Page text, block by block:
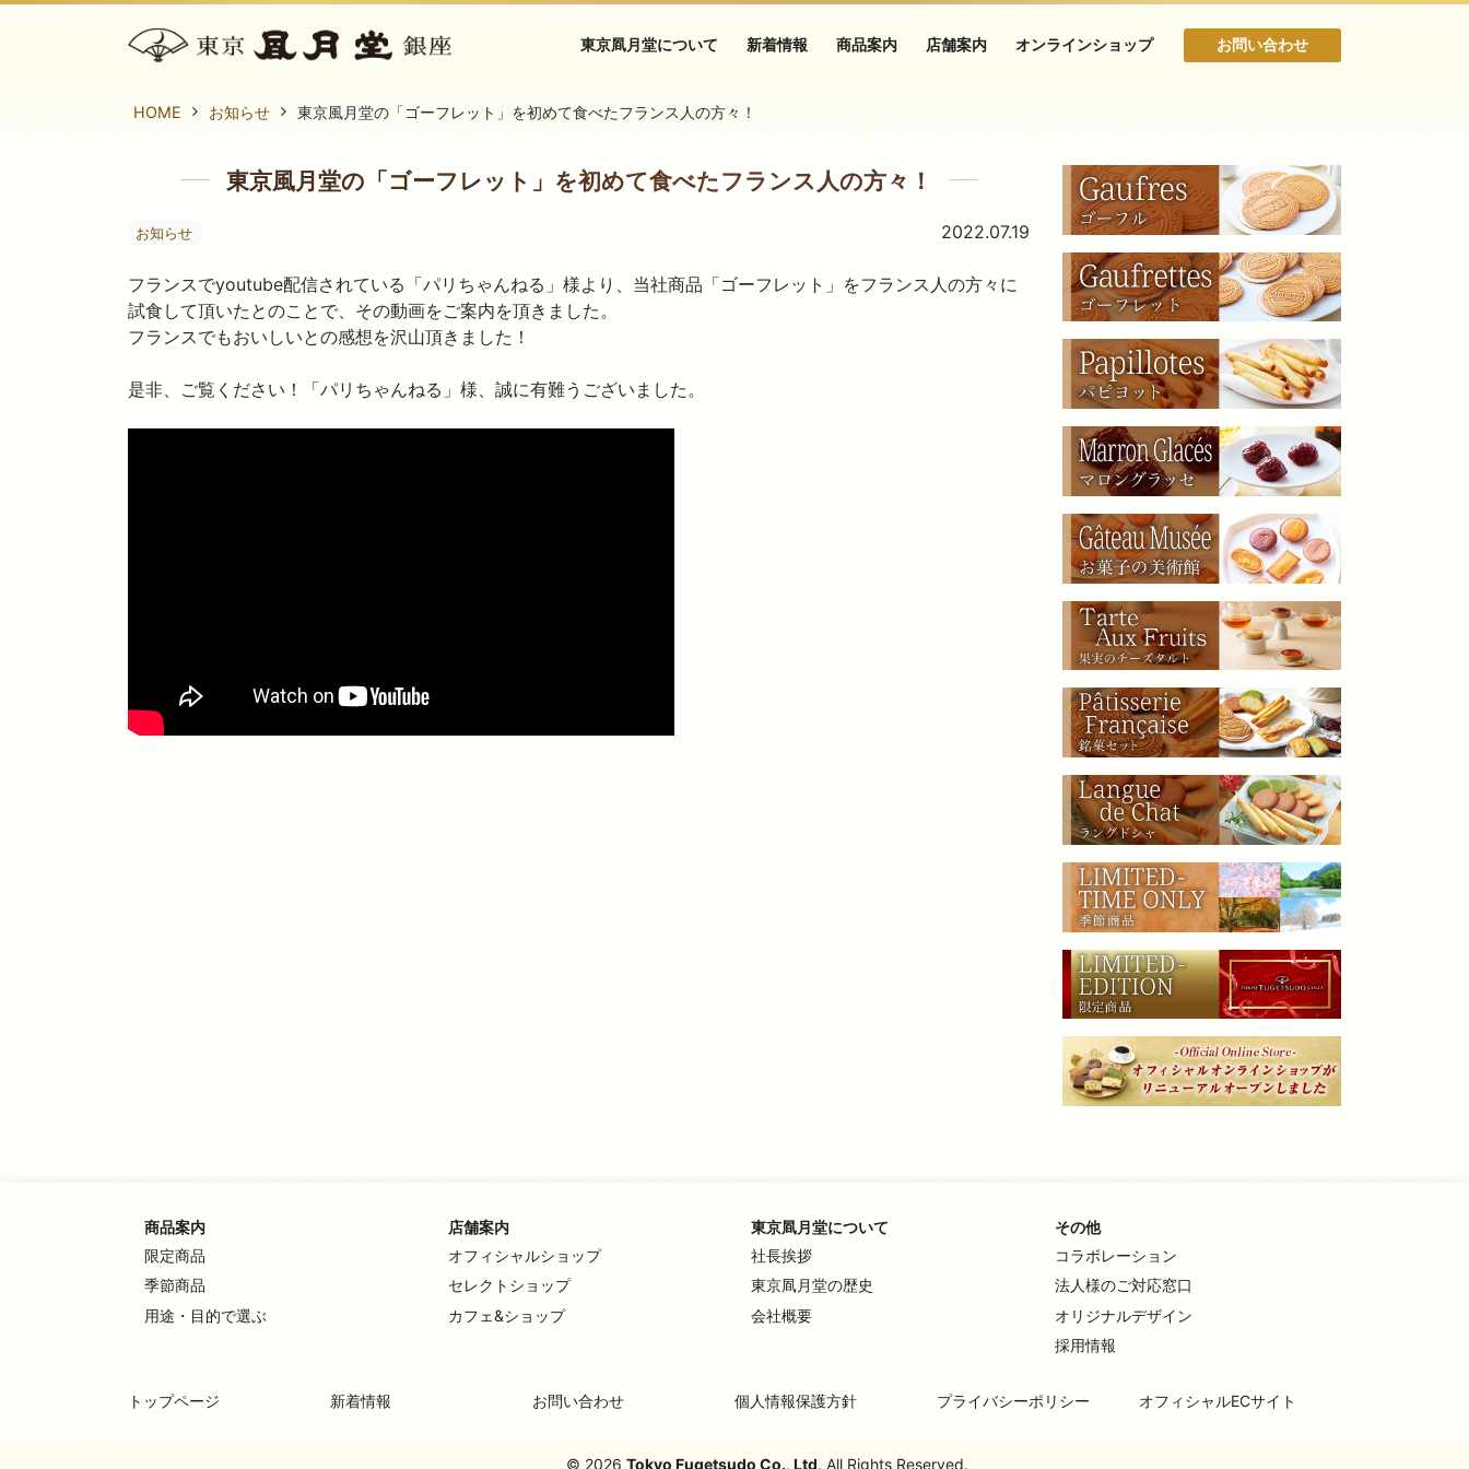
東京凮月堂について 新着情報 商品案内 店舗案内 オンラインショップ お問い合わせ
HOME お知らせ 東京風月堂の「ゴーフレット」を初めて食べたフランス人の方々！
東京風月堂の「ゴーフレット」を初めて食べたフランス人の方々！
お知らせ 2022.07.19
フランスでyoutube配信されている「パリちゃんねる」様より、当社商品「ゴーフレット」をフランス人の方々に
試食して頂いたとのことで、その動画をご案内を頂きました。
フランスでもおいしいとの感想を沢山頂きました！
是非、ご覧ください！「パリちゃんねる」様、誠に有難うございました。
商品案内
限定商品
季節商品
用途・目的で選ぶ
店舗案内
オフィシャルショップ
セレクトショップ
カフェ&ショップ
東京凮月堂について
社長挨拶
東京凮月堂の歴史
会社概要
その他
コラボレーション
法人様のご対応窓口
オリジナルデザイン
採用情報
トップページ 新着情報 お問い合わせ 個人情報保護方針 プライバシーポリシー オフィシャルECサイト
© 2026 Tokyo Fugetsudo Co., Ltd. All Rights Reserved.